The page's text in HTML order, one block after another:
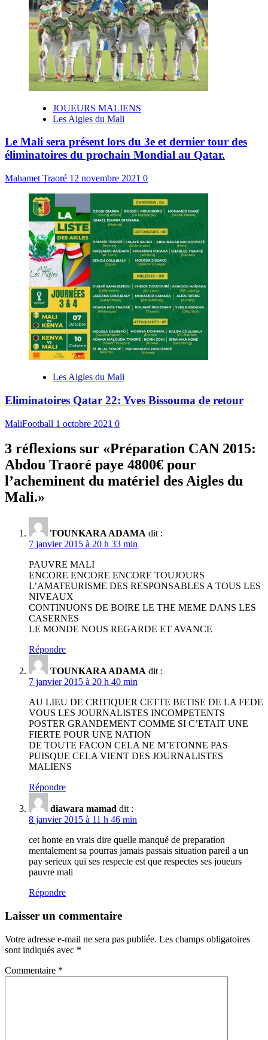
JOUEURS MALIENS
Les Aigles du Mali
Le Mali sera présent lors du 3e et dernier tour des
éliminatoires du prochain Mondial au Qatar.
Mahamet Traoré 12 novembre 2021 0
Les Aigles du Mali
Eliminatoires Qatar 22: Yves Bissouma de retour
MaliFootball 1 octobre 2021 0
3 réflexions sur «Préparation CAN 2015:
Abdou Traoré paye 4800€ pour
l’acheminent du matériel des Aigles du
Mali.»
TOUNKARA ADAMA dit :
7 janvier 2015 à 20 h 33 min
PAUVRE MALI
ENCORE ENCORE ENCORE TOUJOURS
L’AMATEURISME DES RESPONSABLES A TOUS LES
NIVEAUX
CONTINUONS DE BOIRE LE THE MEME DANS LES
CASERNES
LE MONDE NOUS REGARDE ET AVANCE
Répondre
TOUNKARA ADAMA dit :
7 janvier 2015 à 20 h 40 min
AU LIEU DE CRITIQUER CETTE BETISE DE LA FEDE
VOUS LES JOURNALISTES INCOMPETENTS
POSTER GRANDEMENT COMME SI C’ETAIT UNE
FIERTE POUR UNE NATION
DE TOUTE FACON CELA NE M’ETONNE PAS
PUISQUE CELA VIENT DES JOURNALISTES
MALIENS
Répondre
diawara mamad dit :
8 janvier 2015 à 11 h 46 min
cet honte en vrais dire quelle manqué de preparation
mentalement sa pourras jamais passais situation pareil a un
pay serieux qui ses respecte est que respectes ses joueurs
pauvre mali
Répondre
Laisser un commentaire
Votre adresse e-mail ne sera pas publiée. Les champs obligatoires
sont indiqués avec *
Commentaire *